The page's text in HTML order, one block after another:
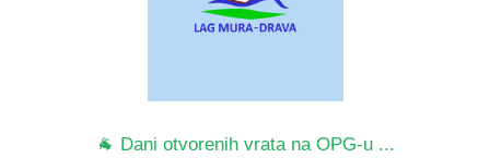
🐐 Dani otvorenih vrata na OPG-u ...